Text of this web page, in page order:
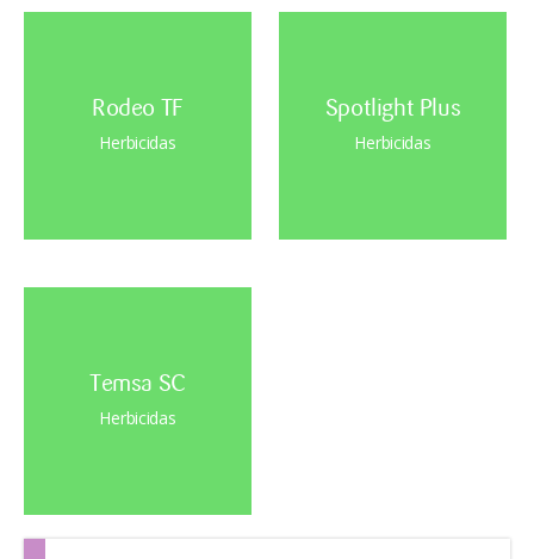
Rodeo TF
Herbicidas
Spotlight Plus
Herbicidas
Temsa SC
Herbicidas